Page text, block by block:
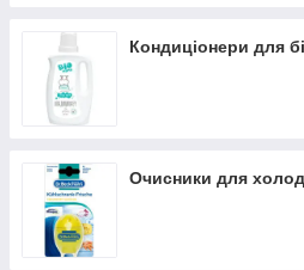
Кондиціонери для
Очисники для